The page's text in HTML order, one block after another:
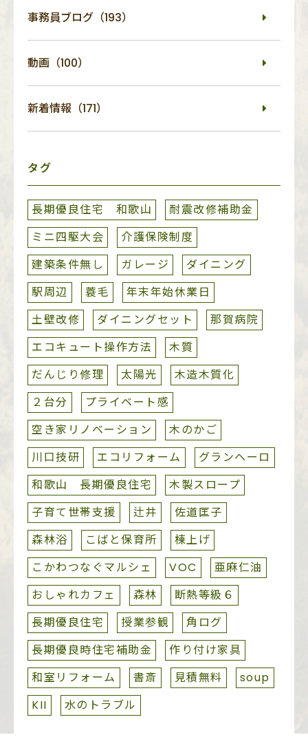
事務員ブログ（193）
動画（100）
新着情報（171）
タグ
長期優良住宅 和歌山
耐震改修補助金
ミニ四駆大会
介護保険制度
建築条件無し
ガレージ
ダイニング
駅周辺
蓑毛
年末年始休業日
土壁改修
ダイニングセット
那賀病院
エコキュート操作方法
木質
だんじり修理
太陽光
木造木質化
２台分
プライベート感
空き家リノベーション
木のかご
川口技研
エコリフォーム
グランヘーロ
和歌山 長期優良住宅
木製スロープ
子育て世帯支援
辻井
佐道匡子
森林浴
こばと保育所
棟上げ
こかわつなぐマルシェ
VOC
亜麻仁油
おしゃれカフェ
森林
断熱等級６
長期優良住宅
授業参観
角ログ
長期優良時住宅補助金
作り付け家具
和室リフォーム
書斎 見積無料
soup
KII
水のトラブル